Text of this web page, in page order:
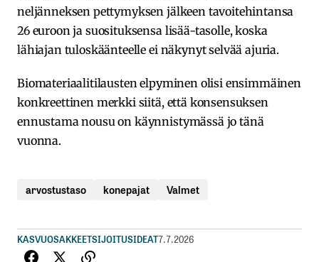
neljänneksen pettymyksen jälkeen tavoitehintansa
26 euroon ja suosituksensa lisää-tasolle, koska
lähiajan tuloskäänteelle ei näkynyt selvää ajuria.
Biomateriaalitilausten elpyminen olisi ensimmäinen
konkreettinen merkki siitä, että konsensuksen
ennustama nousu on käynnistymässä jo tänä
vuonna.
arvostustaso konepajat Valmet
KASVUOSAKKEETSIJOITUSIDEAT7.7.2026